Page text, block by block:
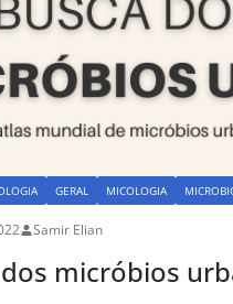
GERAL MICOLOGIA
Samir Elian
micróbios